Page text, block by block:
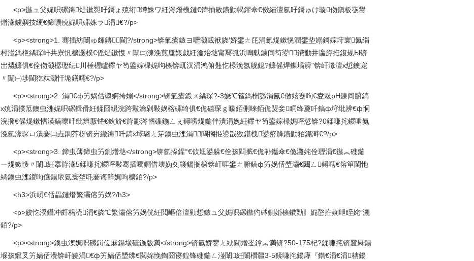
<p>鏃ュ父娓呮磥鏄煶鏉愬吇鎶ょ殑绗竴姝ワ紝涔熸槸鏈€鍏抽敭鐨勭幆鑺傘€傚緢澶氬吇鎶ゅけ璇伆鎭板彂鐢
熷湪鐪嬩技绠€鍗曠殑娓呮磥姝ラ涓€?/p>
<p><strong>1. 骞插紡闄ゅ皹鏄閫?/strong>锛氭瘡鏃ヨ嚦灏戜袱娆′娇鐢ㄤ笓涓氱煶鏉愰潤鐢垫嫋鎶婃垨寰氦缁
村湴鎷栬繘琛屽共寮忛櫎灏樸€傜煶鏉愯〃闈㈢湅浼煎厜婊戯紝瀹炲垯甯冩弧浜嗚倝鐪间笉鍙鐨勫井瀛斿拰鍑规Ы锛
岀爞鐮俱€佺伆灏樼瓑纭川棰楃矑鑻ヤ笉鍙婃椂娓呴櫎锛屼汉涓鸿俯韪忔椂浼氬舰鎴?鐮傜焊鏁堝簲"锛屽湪澶х悊鐭宠
〃闈㈠埗閫犵粏灏忓垝鐥曘€?/p>
<p><strong>2. 涓€ф竻娲佸墏婀挎嫋</strong>锛氭瘡鍛ㄨ繘琛?-3娆℃箍鎷栦綔涓氥€傚姟蹇呴€夌敤pH鍊间腑鎬
х殑涓撲笟鐭虫潗娓呮磥鍓傦紝鍒囧繉浣跨敤瀹剁敤娲楁磥绮俱€佹礂琛ｇ矇銆侀唻銆佹煚妾眮绛夐吀鎬ф垨纰辨€ф恫
浣撱€傜煶鏉愭渶鎬曢吀纰辫厫铓€鈥斺€斿彲涔愭磼鍦ㄥぇ鐞嗙煶鍦伴潰涓婏紝鑻ヤ笉鍙婃椂娓呯悊锛?0鍒嗛挓鍐呭氨
浼氬湪琛ㄩ潰褰㈡垚鐧芥枒锛岃繖鏄吀鎬х墿璐ㄤ笌鐭虫潗涓⒊閰搁挋鍙戠敓鍖栧鍙嶅簲鐨勭粨鏋溿€?/p>
<p><strong>3. 鍗虫薄鍗虫竻鍘熷垯</strong>锛氬挅鍟°€佽尪鍙躲€佺孩閰掋€佹补鑴傘€佹灉姹佺瓑涓€鏃︽磼鍦
ㄧ煶鏉愯〃闈紝搴斿湪5鍒嗛挓鍐呯敤骞插噣鐧借壊妫夊竷鍚搁櫎锛屽啀鐢ㄤ腑鎬ф竻娲佸墏灞€閮ㄥ鐞嗐€傛笚閫忚
繘鐭虫潗鍐呴儴鍚庡氨寰堥毦褰诲簳娓呴櫎銆?/p>
<h3>浜屻€佸畾鏈熸繁灞傛竻娲?/h3>
<p>姣忔湀鑷冲皯杩涜涓€娆℃繁灞傛竻娲侊紝閲嶇偣澶勭悊鏃ュ父娓呮磥鏃犳硶鍘婚櫎鐨勯〗娓嶅拰娴呭眰姹″灑
銆?/p>
<p><strong>鐭虫潗娓呮磥鍓傞厤鍚堟礂鍦版満</strong>锛氫娇鐢ㄤ綆閫熷崟鎿︽満锛?50-175杞?鍒嗛挓锛夐厤鍚
堢孩鑹叉竻娲佸灚锛屽皢涓€ф竻娲佸墏绋€閲婂悗鍧囧寑鍠锋磼鍦ㄥ湴闈紝闈欑疆3-5鍒嗛挓鍚庨『鐫€涓€涓柟鍚